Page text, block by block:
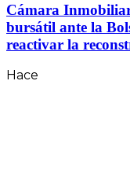
Cámara
bursátil ante la
reactivar la
Hace